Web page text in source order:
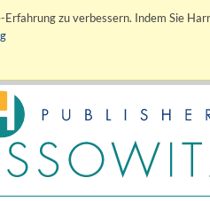
zu verbessern. Indem Sie